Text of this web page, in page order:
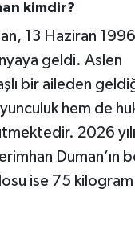
kimdir?
13 Haziran
geldi. Aslen
bir aileden
hem de
2026
Duman’ın
ise 75